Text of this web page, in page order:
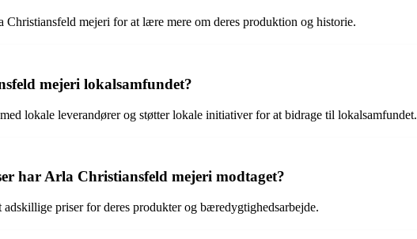
Christiansfeld mejeri for at lære mere om deres produktion og historie.
mejeri lokalsamfundet?
lokale leverandører og støtter lokale initiativer for at bidrage til lokalsamfundet.
har Arla Christiansfeld mejeri modtaget?
priser for deres produkter og bæredygtighedsarbejde.